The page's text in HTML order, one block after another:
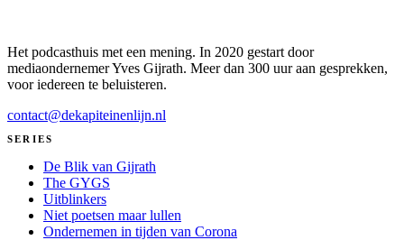
Het podcasthuis met een mening. In 2020 gestart door
mediaondernemer Yves Gijrath. Meer dan 300 uur aan gesprekken,
voor iedereen te beluisteren.
contact@dekapiteinenlijn.nl
SERIES
De Blik van Gijrath
The GYGS
Uitblinkers
Niet poetsen maar lullen
Ondernemen in tijden van Corona